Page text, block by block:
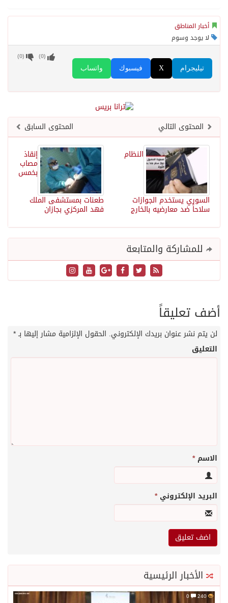
أخبار المناطق
لا يوجد وسوم
واتساب فيسبوك X تيليجرام
(
0
) (
0
)
المحتوى السابق
المحتوى التالي
إنقاذ
مصاب
بخمس
طعنات بمستشفى الملك
فهد المركزي بجازان
النظام
السوري يستخدم الجوازات
سلاحاً ضد معارضيه بالخارج
للمشاركة والمتابعة
أضف تعليقاً
لن يتم نشر عنوان بريدك الإلكتروني. الحقول الإلزامية مشار إليها بـ*
التعليق
الاسم*
البريد الإلكتروني*
الأخبار الرئيسية
240